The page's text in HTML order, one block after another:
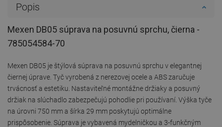
Popis
Mexen DB05 súprava na posuvnú sprchu, čierna -
785054584-70
Mexen DB05 je štýlová súprava na posuvnú sprchu v elegantnej
čiernej úprave. Tyč vyrobená z nerezovej ocele a ABS zaručuje
trvácnosť a estetiku. Nastaviteľné montážne držiaky a posuvný
držiak na slúchadlo zabezpečujú pohodlie pri používaní. Výška tyče
na úrovni 750 mm a šírka 29 mm poskytujú optimálne
prispôsobenie. Súprava je vybavená mydelničkou a 3-funkčným